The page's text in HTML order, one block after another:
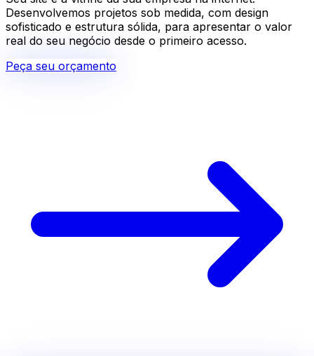
Desenvolvemos projetos sob medida, com design
sofisticado e estrutura sólida, para apresentar o valor
real do seu negócio desde o primeiro acesso.
Peça seu orçamento